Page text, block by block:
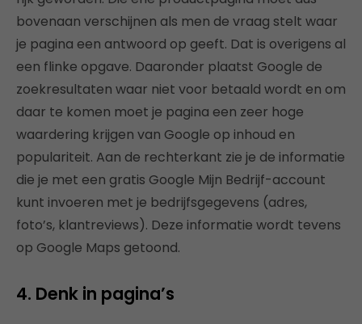
bovenaan verschijnen als men de vraag stelt waar
je pagina een antwoord op geeft. Dat is overigens al
een flinke opgave. Daaronder plaatst Google de
zoekresultaten waar niet voor betaald wordt en om
daar te komen moet je pagina een zeer hoge
waardering krijgen van Google op inhoud en
populariteit. Aan de rechterkant zie je de informatie
die je met een gratis Google Mijn Bedrijf-account
kunt invoeren met je bedrijfsgegevens (adres,
foto’s, klantreviews). Deze informatie wordt tevens
op Google Maps getoond.
4. Denk in pagina’s